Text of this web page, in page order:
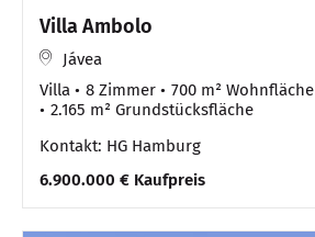
Villa Ambolo
Jávea
Villa
8 Zimmer
700 m² Wohnfläche
2.165 m² Grundstücksfläche
Kontakt: HG Hamburg
6.900.000 € Kaufpreis